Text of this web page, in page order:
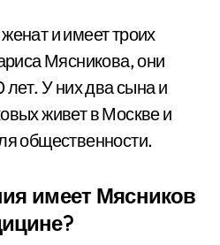
и имеет троих
Мясникова, они
У них два сына и
живет в Москве и
общественности.
имеет Мясников